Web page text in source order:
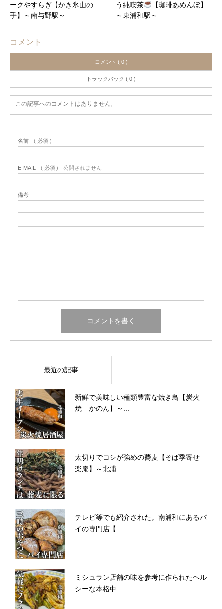
ークやすらぎ【かき氷山の
手】～南与野駅～
う純喫茶
【珈琲あめんぼ】
～東浦和駅～
コメント
コメント ( 0 )
トラックバック ( 0 )
この記事へのコメントはありません。
名前 ( 必須 )
E-MAIL ( 必須 ) - 公開されません -
備考
最近の記事
新鮮で美味しい種類豊富な焼き鳥【炭火
焼 かのん】～...
太切りでコシが強めの蕎麦【そば季寄せ
楽庵】～北浦...
テレビ等でも紹介された。南浦和にあるパ
イの専門店【...
ミシュラン店舗の味を参考に作られたヘル
シーな本格中...